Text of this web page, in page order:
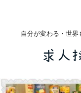
自分が変わる・世